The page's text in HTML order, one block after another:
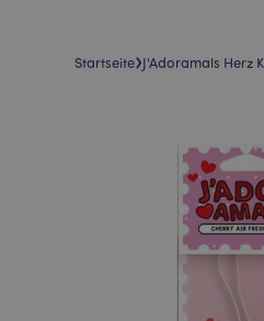
Startseite›J'Adoramals Herz